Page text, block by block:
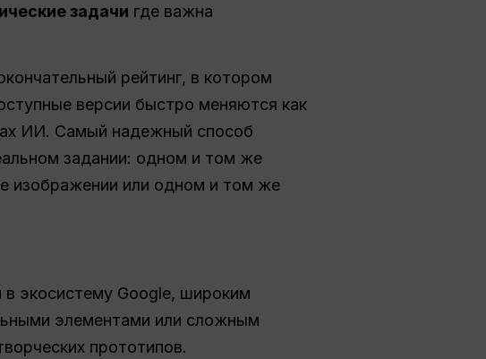
задачи где важна
рейтинг, в котором
версии быстро меняются как
ИИ. Самый надежный способ
задании: одном и том же
изображении или одном и том же
в экосистему Google, широким
элементами или сложным
прототипов.